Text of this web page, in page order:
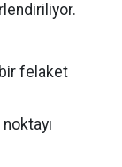
felaket
noktayı